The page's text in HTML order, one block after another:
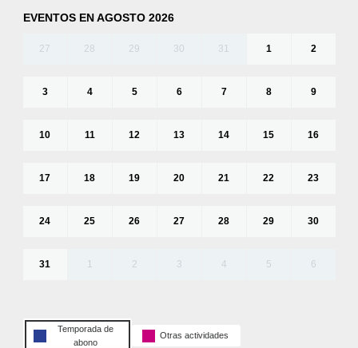
EVENTOS EN AGOSTO 2026
27 28 29 30 31 1 2
3 4 5 6 7 8 9
10 11 12 13 14 15 16
17 18 19 20 21 22 23
24 25 26 27 28 29 30
31 1 2 3 4 5 6
Temporada de
abono
Otras actividades